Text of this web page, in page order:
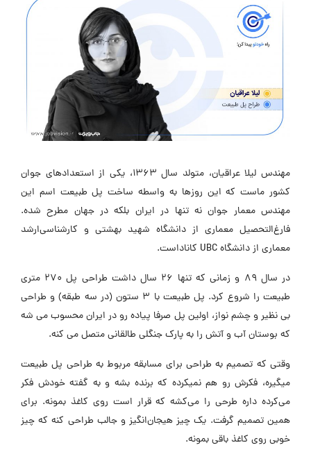
مهندس لیلا عراقیان، متولد سال 1363، یکی از استعدادهای جوان
کشور ماست که این روزها به واسطه ساخت پل طبیعت اسم این
مهندس معمار جوان نه تنها در ایران بلکه در جهان مطرح شده‌.
فارغ‌‌التحصیل معماری از دانشگاه شهید بهشتی و کارشناسی‌ارشد
معماری از دانشگاه UBC کاناداست.
در سال 89 و زمانی که تنها 26 سال داشت طراحی پل 270 متری
طبیعت را شروع کرد. پل طبیعت با 3 ستون (در سه طبقه) و طراحی
بی نظیر و چشم نواز، اولین پل صرفا پیاده رو در ایران محسوب می شه
که بوستان آب و آتش را به پارک جنگلی طالقانی متصل می کنه.
وقتی که تصمیم به طراحی برای مسابقه مربوط به طراحی پل طبیعت
میگیره، فکرش رو هم نمیکرده که برنده بشه و به گفته خودش فکر
می‌کرده داره طرحی را می‌کشه که قرار است روی کاغذ بمونه. برای
همین تصمیم گرفت. یک چیز هیجان‌انگیز و جالب طراحی کنه که چیز
خوبی روی کاغذ باقی بمونه.